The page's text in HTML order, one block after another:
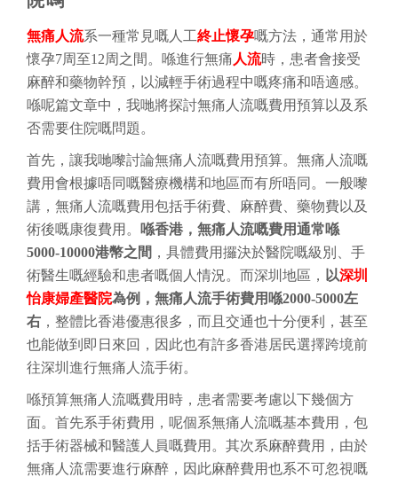
無痛人流系一種常見嘅人工終止懷孕嘅方法，通常用於
懷孕7周至12周之間。喺進行無痛 人流時，患者會接受
麻醉和藥物幹預，以減輕手術過程中嘅疼痛和唔適感。
喺呢篇文章中，我哋將探討無痛人流嘅費用預算以及系
否需要住院嘅問題。
首先，讓我哋嚟討論無痛人流嘅費用預算。無痛人流嘅
費用會根據唔同嘅醫療機構和地區而有所唔同。一般嚟
講，無痛人流嘅費用包括手術費、麻醉費、藥物費以及
術後嘅康復費用。
喺香港，無痛人流嘅費用通常喺
5000-10000港幣之間 ，具體費用攞決於醫院嘅級別、手
術醫生嘅經驗和患者嘅個人情況。而深圳地區， 以深圳
怡康婦產醫院為例，無痛人流手術費用喺2000-5000左
右 ，整體比香港優惠很多，而且交通也十分便利，甚至
也能做到即日來回，因此也有許多香港居民選擇跨境前
往深圳進行無痛人流手術。
喺預算無痛人流嘅費用時，患者需要考慮以下幾個方
面。首先系手術費用，呢個系無痛人流嘅基本費用，包
括手術器械和醫護人員嘅費用。其次系麻醉費用，由於
無痛人流需要進行麻醉，因此麻醉費用也系不可忽視嘅